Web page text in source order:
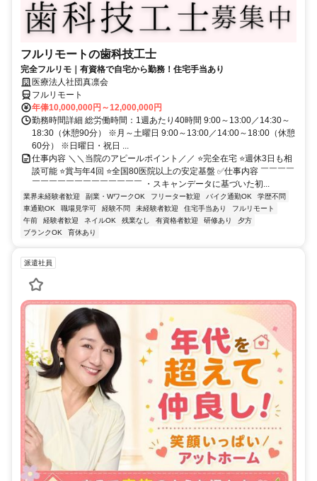
フルリモートの歯科技工士
完全フルリモ｜有資格で自宅から勤務！住宅手当あり
医療法人社団真凛会
フルリモート
年俸10,000,000円～12,000,000円
勤務時間詳細 総労働時間：1週あたり40時間 9:00～13:00／14:30～
18:30（休憩90分） ※月～土曜日 9:00～13:00／14:00～18:00（休憩
60分） ※日曜日・祝日 ...
仕事内容 ＼＼当院のアピールポイント／／ ⭐完全在宅 ⭐週休3日も相
談可能 ⭐賞与年4回 ⭐全国80医院以上の安定基盤 ✅仕事内容 ￣￣￣￣
￣￣￣￣￣￣￣￣￣￣￣￣￣ ・スキャンデータに基づいた初...
業界未経験者歓迎 副業・WワークOK フリーター歓迎 バイク通勤OK
学歴不問
車通勤OK
職場見学可 経験不問 未経験者歓迎 住宅手当あり
フルリモート
午前
経験者歓迎 ネイルOK 残業なし 有資格者歓迎 研修あり
夕方
ブランクOK
育休あり
派遣社員